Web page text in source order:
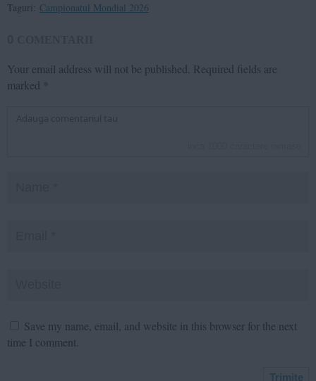
Taguri: Campionatul Mondial 2026
Your email address will not be published. Required fields are
marked *
Save my name, email, and website in this browser for the next
time I comment.